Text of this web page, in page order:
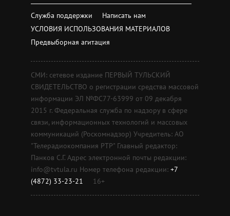
Служба поддержки
Написать нам
УСЛОВИЯ ИСПОЛЬЗОВАНИЯ МАТЕРИАЛОВ
Предвыборная агитация
СМИ: сетевое издание ПЕРВЫЙ ТУЛЬСКИЙ
СВИДЕТЕЛЬСТВО о регистрации средства массовой
информации ЭЛ №ФС77-63999 от 09 декабря
2015 г. Федеральная служба по надзору в сфере
связи, информационных технологий и массовых
коммуникаций (Роскомнадзор) Учредитель: АО
"Телерадиокомпания РТР" Главный редактор:
Панков С.Г. Адрес электронной почты редакции:
info@tvtula.ru Номер телефона редакции: +7
(4872) 33-23-21
16+